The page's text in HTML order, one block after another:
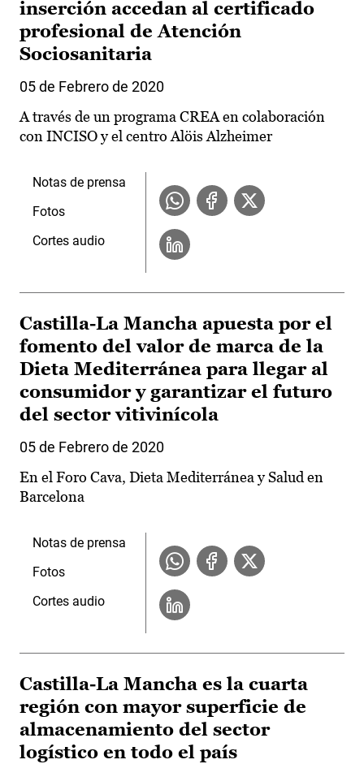
inserción accedan al certificado
profesional de Atención
Sociosanitaria
05 de Febrero de 2020
A través de un programa CREA en colaboración
con INCISO y el centro Alöis Alzheimer
Notas de prensa
Fotos
Cortes audio
Castilla-La Mancha apuesta por el
fomento del valor de marca de la
Dieta Mediterránea para llegar al
consumidor y garantizar el futuro
del sector vitivinícola
05 de Febrero de 2020
En el Foro Cava, Dieta Mediterránea y Salud en
Barcelona
Notas de prensa
Fotos
Cortes audio
Castilla-La Mancha es la cuarta
región con mayor superficie de
almacenamiento del sector
logístico en todo el país